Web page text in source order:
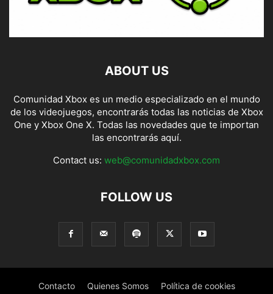
ABOUT US
Comunidad Xbox es un medio especializado en el mundo
de los videojuegos, encontrarás todas las noticias de Xbox
One y Xbox One X. Todas las novedades que te importan
las encontrarás aquí.
Contact us: web@comunidadxbox.com
FOLLOW US
Contacto Quienes Somos Política de cookies